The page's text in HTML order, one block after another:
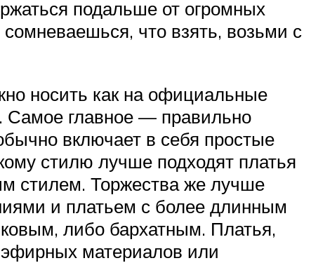
подальше от огромных
что взять, возьми с
носить как на официальные
Самое главное — правильно
включает в себя простые
стилю лучше подходят платья
стилем. Торжества же лучше
и платьем с более длинным
либо бархатным. Платья,
материалов или